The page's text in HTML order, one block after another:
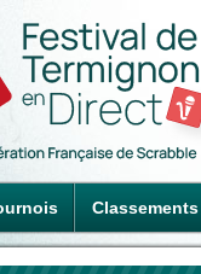
Classements